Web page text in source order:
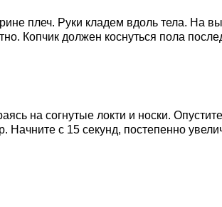
плеч. Руки кладем вдоль тела. На
Копчик должен коснуться пола
на согнутые локти и носки.
с 15 секунд, постепенно